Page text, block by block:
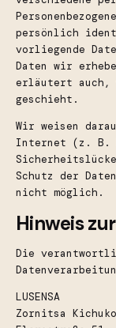
persönlich
vorliegende
Daten wir
erläutert auch,
geschieht.
Wir weisen
Internet (z. B.
Schutz der
nicht möglich.
Hinweis
Die
LUSENSA
Zornitsa